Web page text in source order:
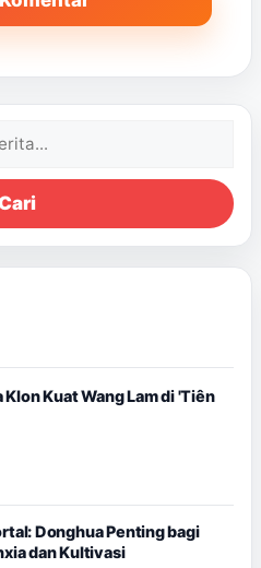
Kuat Wang Lam di 'Tiên
Donghua Penting bagi
dan Kultivasi